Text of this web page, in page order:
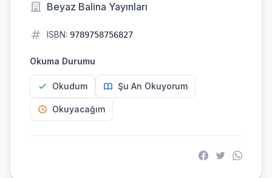
Beyaz Balina Yayınları
ISBN: 9789758756827
Okuma Durumu
Okudum Şu An Okuyorum
Okuyacağım